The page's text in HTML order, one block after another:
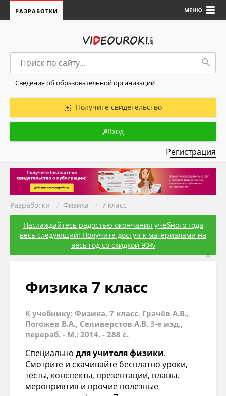
МЕНЮ
РАЗРАБОТКИ
Сведения об образовательной организации
Получите свидетельство
Вход
Регистрация
Разработки / Физика / 7 класс
Наслаждайтесь радостью окончания учебного года
весь следующий! Получите доступ к материалами на
весь год со скидкой 90%
×
Физика 7 класс
К учебнику: Физика. 7 класс. Грачёв А.В.,
Погожев В.А., Селиверстов А.В. 3-е изд.,
перераб. - М.: 2014. - 288 с.
Специально для учителя физики.
Смотрите и скачивайте бесплатно уроки,
тесты, конспекты, презентации, планы,
мероприятия и прочие полезные